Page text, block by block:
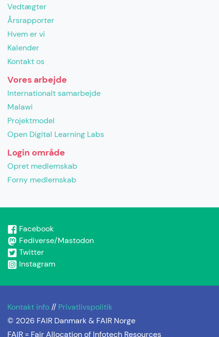
Vedtægter
Årsrapporter
Hvem er vi
Kalender
Kontakt os
Vores arbejde
Internationalt samarbejde
Malawi
Projektmodel
Open Digital Learning Labs
Login område
Opret medlemskab
Forny medlemskab
Facebook
Fediverse/Mastodon
Twitter
Instagram
Kontakt info // Privatlivspolitik
© 2026 FAIR Danmark & FAIR Norge
FAIR = Fair Allocation of Infotech Resources